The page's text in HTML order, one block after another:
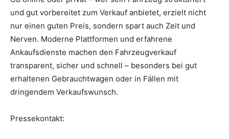
und gut vorbereitet zum Verkauf anbietet, erzielt nicht
nur einen guten Preis, sondern spart auch Zeit und
Nerven. Moderne Plattformen und erfahrene
Ankaufsdienste machen den Fahrzeugverkauf
transparent, sicher und schnell – besonders bei gut
erhaltenen Gebrauchtwagen oder in Fällen mit
dringendem Verkaufswunsch.
Pressekontakt: